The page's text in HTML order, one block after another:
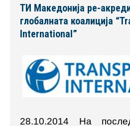
ТИ Македонија ре-
глобалната коалиција
International”
28.10.2014 На